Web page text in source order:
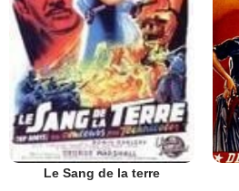
Le Sang de la terre